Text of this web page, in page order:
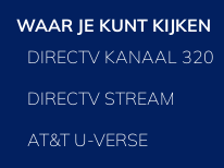
WAAR JE KUNT KIJKEN
DIRECTV KANAAL 320
DIRECTV STREAM
AT&T U-VERSE